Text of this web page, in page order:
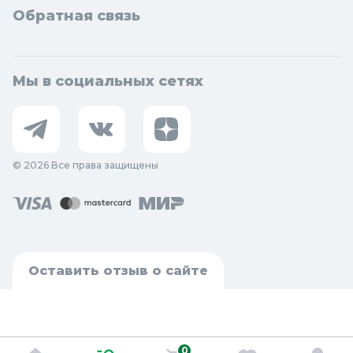
Обратная связь
Мы в социальных сетях
© 2026 Все права защищены
Оставить отзыв о сайте
0